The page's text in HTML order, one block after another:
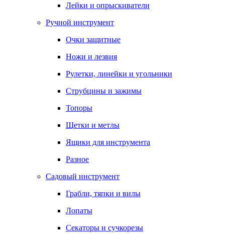
Лейки и опрыскиватели
Ручной инструмент
Очки защитные
Ножи и лезвия
Рулетки, линейки и угольники
Струбцины и зажимы
Топоры
Щетки и метлы
Ящики для инструмента
Разное
Садовый инструмент
Грабли, тяпки и вилы
Лопаты
Секаторы и сучкорезы